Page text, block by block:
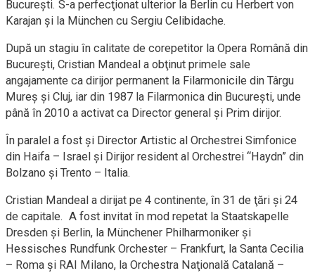
Bucureşti. S-a perfecţionat ulterior la Berlin cu Herbert von
Karajan şi la München cu Sergiu Celibidache.
După un stagiu în calitate de corepetitor la Opera Română din
Bucureşti, Cristian Mandeal a obţinut primele sale
angajamente ca dirijor permanent la Filarmonicile din Târgu
Mureş şi Cluj, iar din 1987 la Filarmonica din Bucureşti, unde
până în 2010 a activat ca Director general şi Prim dirijor.
În paralel a fost şi Director Artistic al Orchestrei Simfonice
din Haifa – Israel şi Dirijor resident al Orchestrei “Haydn” din
Bolzano şi Trento – Italia.
Cristian Mandeal a dirijat pe 4 continente, în 31 de ţări şi 24
de capitale. A fost invitat în mod repetat la Staatskapelle
Dresden şi Berlin, la Münchener Philharmoniker şi
Hessisches Rundfunk Orchester – Frankfurt, la Santa Cecilia
– Roma şi RAI Milano, la Orchestra Naţională Catalană –